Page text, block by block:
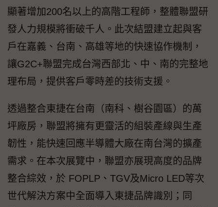
顯著增加200名以上的高階工程師，整體聯盟研
發人力規模將衝破千人。此次結盟建立起與客
戶在嘉義、台南、高雄等地的快速協作機制，
讓G2C+聯盟完成台灣西部北、中、南的完整地
理布局，提供客戶零時差的技術支援。
透過整合東捷在台南（南科、樹谷園區）的萬
坪廠房，聯盟將擁有更靈活的組裝產線與生產
韌性，能快速回應半導體大廠在南台灣的擴產
需求。在本次展覽中，聯盟亦展現高度的品牌
整合綜效，於 FOPLP、TGV及Micro LED等次
世代解決方案中全面導入東捷品牌識別；同